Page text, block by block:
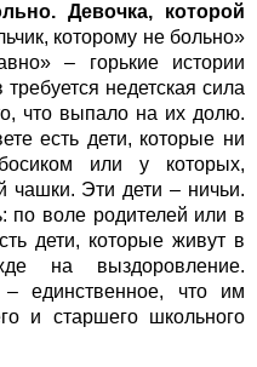
Девочка, которой
которому не больно»
– горькие истории
недетская сила
что выпало на их долю.
есть дети, которые ни
или у которых,
чашки. Эти дети – ничьи.
по воле родителей или в
дети, которые живут в
на выздоровление.
единственное, что им
и старшего школьного